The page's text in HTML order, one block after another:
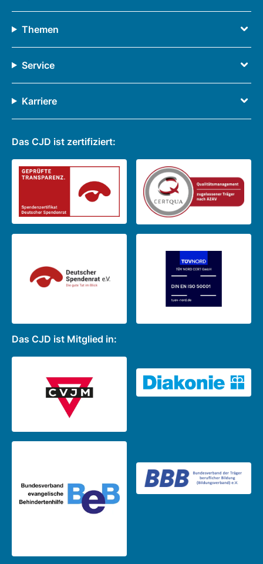
Themen
Service
Karriere
Das CJD ist zertifiziert:
Das CJD ist Mitglied in: